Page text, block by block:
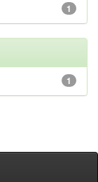
1
1